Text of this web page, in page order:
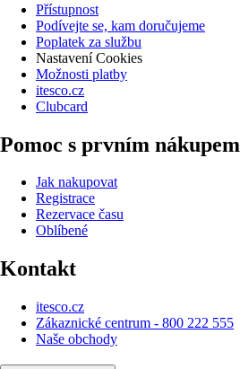
Přístupnost
Podívejte se, kam doručujeme
Poplatek za službu
Nastavení Cookies
Možnosti platby
itesco.cz
Clubcard
Pomoc s prvním nákupem
Jak nakupovat
Registrace
Rezervace času
Oblíbené
Kontakt
itesco.cz
Zákaznické centrum - 800 222 555
Naše obchody